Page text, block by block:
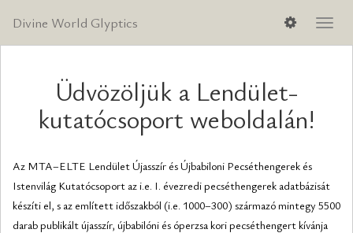
Divine World Glyptics
Üdvözöljük a Lendület-
kutatócsoport weboldalán!
Az MTA–ELTE Lendület Újasszír és Újbabiloni Pecséthengerek és
Istenvilág Kutatócsoport az i.e. I. évezredi pecséthengerek adatbázisát
készíti el, s az említett időszakból (i.e. 1000–300) származó mintegy 5500
darab publikált újasszír, újbabilóni és óperzsa kori pecséthengert kívánja